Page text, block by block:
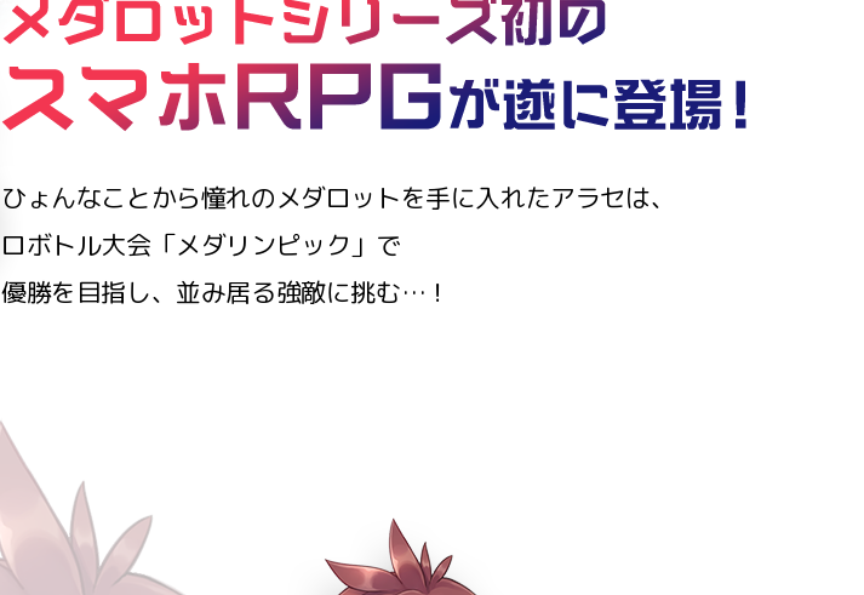
ひょんなことから憧れのメダロットを手に入れたアラセは、
ロボトル大会 「メダリンピック」で
優勝を目指し、 並み居る強敵に挑む…！